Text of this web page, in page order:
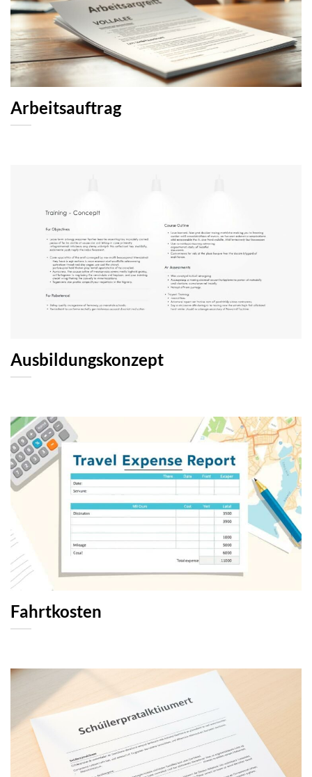
Arbeitsauftrag
Ausbildungskonzept
Fahrtkosten